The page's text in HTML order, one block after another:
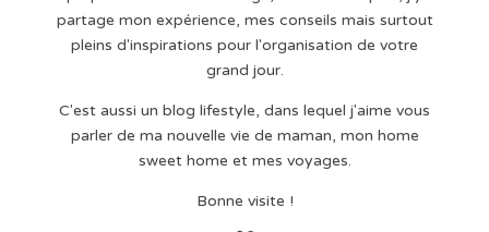
partage mon expérience, mes conseils mais surtout
pleins d'inspirations pour l'organisation de votre
grand jour.
C'est aussi un blog lifestyle, dans lequel j'aime vous
parler de ma nouvelle vie de maman, mon home
sweet home et mes voyages.
Bonne visite !